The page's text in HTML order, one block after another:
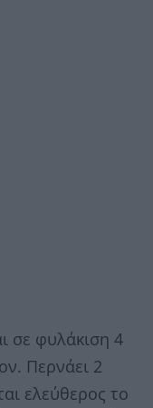
σε φυλάκιση 4
Περνάει 2
ελεύθερος το